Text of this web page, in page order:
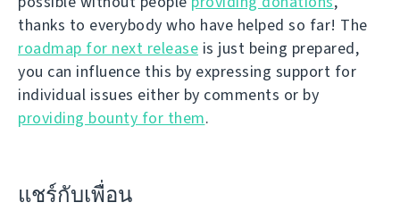
thanks to everybody who have helped so far! The
roadmap for next release is just being prepared,
you can influence this by expressing support for
individual issues either by comments or by
providing bounty for them.
แชร์กับเพื่อน